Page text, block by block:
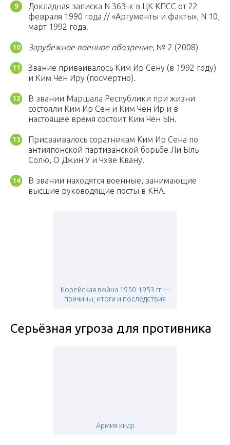
Докладная записка N 363-к в ЦК КПСС от 22
февраля 1990 года // «Аргументы и факты», N 10,
март 1992 года.
Зарубежное военное обозрение, № 2 (2008)
Звание приваивалось Ким Ир Сену (в 1992 году)
и Ким Чен Иру (посмертно).
В звании Маршала Республики при жизни
состояли Ким Ир Сен и Ким Чен Ир и в
настоящее время состоит Ким Чен Ын.
Присваивалось соратникам Ким Ир Сена по
антияпонской партизанской борьбе Ли Ыль
Солю, О Джин У и Чхве Квану.
В звании находятся военные, занимающие
высшие руководящие посты в КНА.
Корейская война 1950-1953 гг —
причины, итоги и последствия
Серьёзная угроза для противника
Армия кндр